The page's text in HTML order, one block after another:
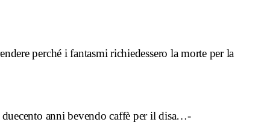
perché i fantasmi richiedessero la morte per la
anni bevendo caffè per il disa…-